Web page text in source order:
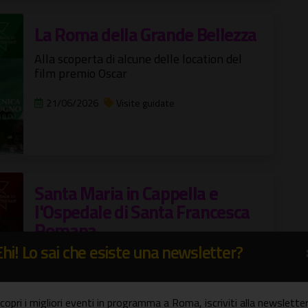
La Roma della Grande Bellezza
Alla scoperta di alcune delle location del
film premio Oscar
21/06/2026 Visite guidate
Santa Maria in Cappella e
l'Ospedale di Santa Francesca
Romana
Esempio unico di architettura e arte
21/06/2026 Visite guidate
Lo sai che esiste una newsletter?
i migliori eventi in programma a Roma, iscriviti alla